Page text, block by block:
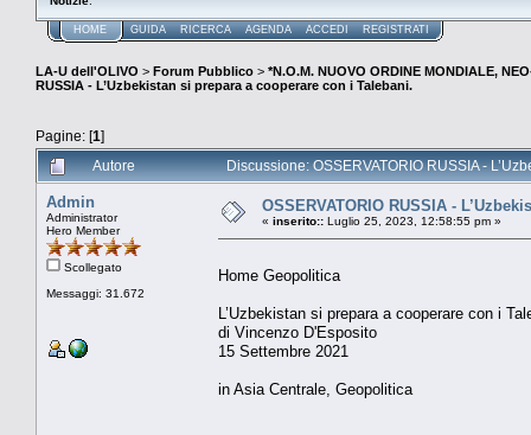
HOME GUIDA RICERCA AGENDA ACCEDI REGISTRATI
LA-U dell'OLIVO > Forum Pubblico > *N.O.M. NUOVO ORDINE MONDIALE,
RUSSIA - L’Uzbekistan si prepara a cooperare con i Talebani.
Pagine: [1]
Autore
Discussione: OSSERVATORIO RUSSIA -
Admin
Administrator
Hero Member
Scollegato
Messaggi: 31.672
OSSERVATORIO RUSSIA -
« inserito:: Luglio 25, 2023, 12:58:55 pm »
Home Geopolitica
L’Uzbekistan si prepara a cooperare con i
di Vincenzo D'Esposito
15 Settembre 2021
in Asia Centrale, Geopolitica